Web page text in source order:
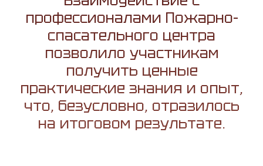
профессионалами Пожарно-
спасательного центра
позволило участникам
получить ценные
практические знания и опыт,
что, безусловно, отразилось
на итоговом результате.